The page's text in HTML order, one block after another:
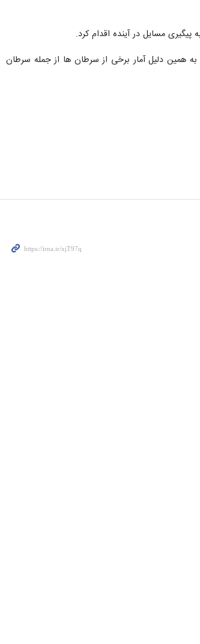
مسایل در آینده اقدام کرد.
همین دلیل آمار برخی از سرطان ها از جمله سرطان